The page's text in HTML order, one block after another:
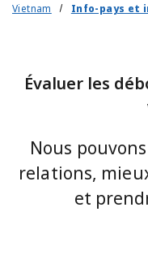
Vietnam Info-pays et
Évaluer les
Nous
relations,
et